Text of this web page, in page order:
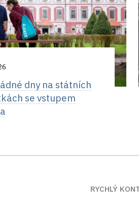
dny na státních
se vstupem
RYCHLÝ